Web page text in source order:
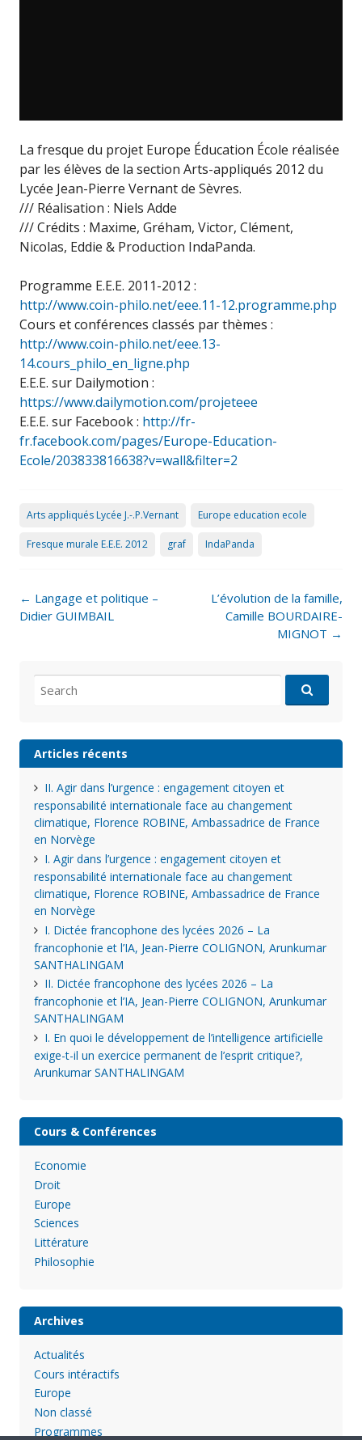
La fresque du projet Europe Éducation École réalisée
par les élèves de la section Arts-appliqués 2012 du
Lycée Jean-Pierre Vernant de Sèvres.
/// Réalisation : Niels Adde
/// Crédits : Maxime, Gréham, Victor, Clément,
Nicolas, Eddie & Production IndaPanda.
Programme E.E.E. 2011-2012 :
http://www.coin-philo.net/eee.11-12.programme.php
Cours et conférences classés par thèmes :
http://www.coin-philo.net/eee.13-
14.cours_philo_en_ligne.php
E.E.E. sur Dailymotion :
https://www.dailymotion.com/projeteee
E.E.E. sur Facebook : http://fr-
fr.facebook.com/pages/Europe-Education-
Ecole/203833816638?v=wall&filter=2
Arts appliqués Lycée J.-.P.Vernant Europe education ecole
Fresque murale E.E.E. 2012 graf IndaPanda
Post
navigation
← Langage et politique –
Didier GUIMBAIL
L’évolution de la famille,
Camille BOURDAIRE-
MIGNOT →
for:
Articles récents
II. Agir dans l’urgence : engagement citoyen et
responsabilité internationale face au changement
climatique, Florence ROBINE, Ambassadrice de France
en Norvège
I. Agir dans l’urgence : engagement citoyen et
responsabilité internationale face au changement
climatique, Florence ROBINE, Ambassadrice de France
en Norvège
I. Dictée francophone des lycées 2026 – La
francophonie et l’IA, Jean-Pierre COLIGNON, Arunkumar
SANTHALINGAM
II. Dictée francophone des lycées 2026 – La
francophonie et l’IA, Jean-Pierre COLIGNON, Arunkumar
SANTHALINGAM
I. En quoi le développement de l’intelligence artificielle
exige-t-il un exercice permanent de l’esprit critique?,
Arunkumar SANTHALINGAM
Cours & Conférences
Economie
Droit
Europe
Sciences
Littérature
Philosophie
Archives
Actualités
Cours intéractifs
Europe
Non classé
Programmes